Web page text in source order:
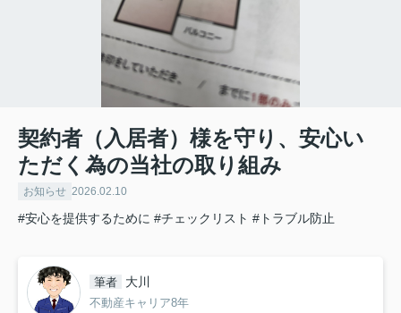
契約者（入居者）様を守り、安心い
ただく為の当社の取り組み
お知らせ 2026.02.10
#安心を提供するために #チェックリスト #トラブル防止
筆者 大川
不動産キャリア8年